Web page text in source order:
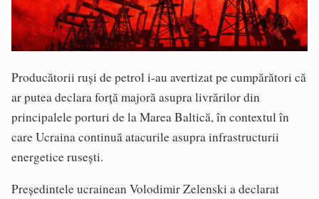
Producătorii ruși de petrol i-au avertizat pe cumpărători că
ar putea declara forță majoră asupra livrărilor din
principalele porturi de la Marea Baltică, în contextul în
care Ucraina continuă atacurile asupra infrastructurii
energetice rusești.
Președintele ucrainean Volodimir Zelenski a declarat